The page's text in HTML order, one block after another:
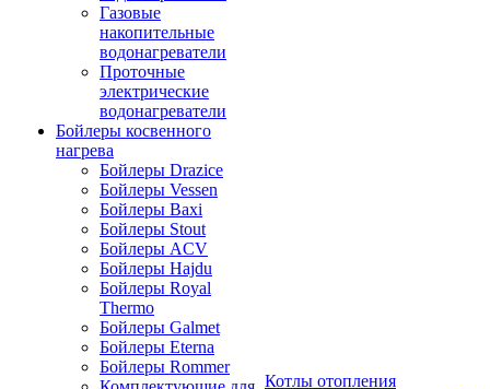
Газовые
накопительные
водонагреватели
Проточные
электрические
водонагреватели
Бойлеры косвенного
нагрева
Бойлеры Drazice
Бойлеры Vessen
Бойлеры Baxi
Бойлеры Stout
Бойлеры ACV
Бойлеры Hajdu
Бойлеры Royal
Thermo
Бойлеры Galmet
Бойлеры Eterna
Бойлеры Rommer
Котлы отопления